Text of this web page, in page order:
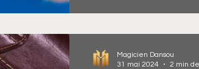
Portefeuille magique
en dollar. Le portefeuille
Magicien Dansou
31 mai 2024
2 min